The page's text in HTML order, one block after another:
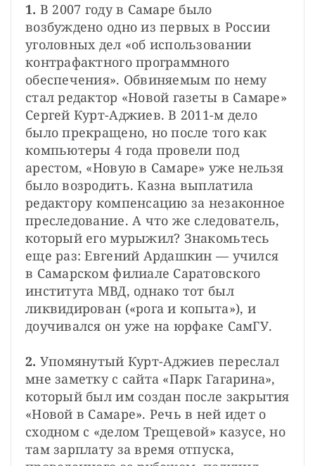
1. В 2007 году в Самаре было
возбуждено одно из первых в России
уголовных дел «об использовании
контрафактного программного
обеспечения». Обвиняемым по нему
стал редактор «Новой газеты в Самаре»
Сергей Курт-Аджиев. В 2011-м дело
было прекращено, но после того как
компьютеры 4 года провели под
арестом, «Новую в Самаре» уже нельзя
было возродить. Казна выплатила
редактору компенсацию за незаконное
преследование. А что же следователь,
который его мурыжил? Знакомьтесь
еще раз: Евгений Ардашкин — учился
в Самарском филиале Саратовского
института МВД, однако тот был
ликвидирован («рога и копыта»), и
доучивался он уже на юрфаке СамГУ.
2. Упомянутый Курт-Аджиев переслал
мне заметку с сайта «Парк Гагарина»,
который был им создан после закрытия
«Новой в Самаре». Речь в ней идет о
сходном с «делом Трещевой» казусе, но
там зарплату за время отпуска,